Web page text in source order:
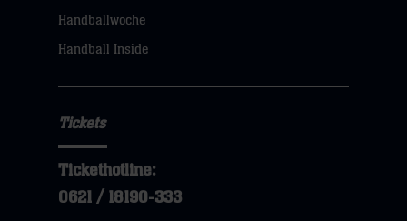
klicken
Handballwoche
Handball Inside
Tickets
Tickethotline:
0621 / 18190-333